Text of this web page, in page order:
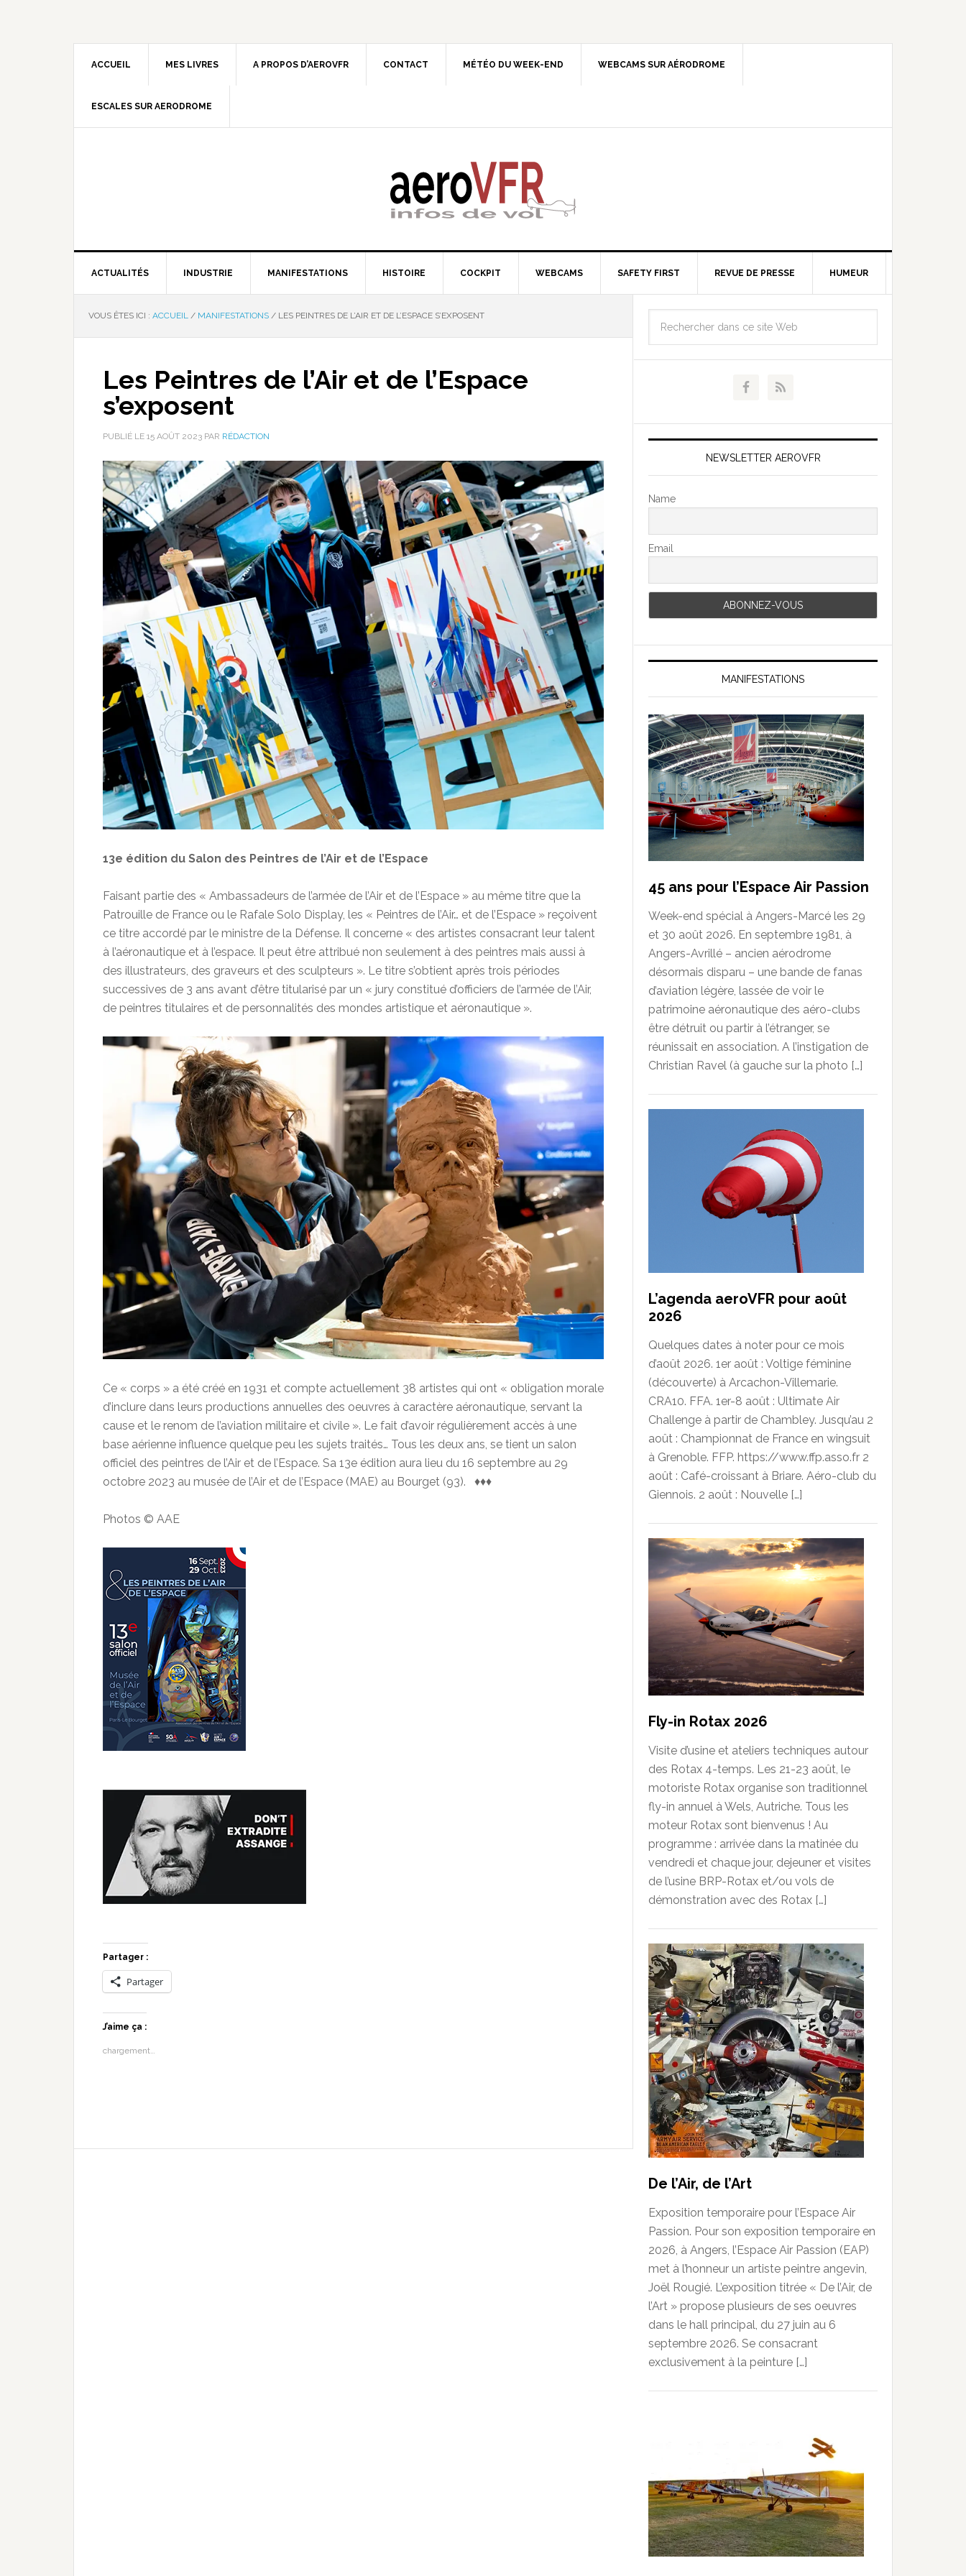
ACCUEIL MES LIVRES A PROPOS D’AEROVFR CONTACT MÉTÉO DU WEEK-END WEBCAMS SUR AÉRODROME
ESCALES SUR AERODROME
ACTUALITÉS INDUSTRIE MANIFESTATIONS HISTOIRE COCKPIT WEBCAMS SAFETY FIRST REVUE DE PRESSE HUMEUR
VOUS ÊTES ICI : ACCUEIL / MANIFESTATIONS / LES PEINTRES DE L’AIR ET DE L’ESPACE S’EXPOSENT
Les Peintres de l’Air et de l’Espace
s’exposent
PUBLIÉ LE 15 AOÛT 2023 PAR RÉDACTION
13e édition du Salon des Peintres de l’Air et de l’Espace
Faisant partie des « Ambassadeurs de l’armée de l’Air et de l’Espace » au même titre que la
Patrouille de France ou le Rafale Solo Display, les « Peintres de l’Air… et de l’Espace » reçoivent
ce titre accordé par le ministre de la Défense. Il concerne « des artistes consacrant leur talent
à l’aéronautique et à l’espace. Il peut être attribué non seulement à des peintres mais aussi à
des illustrateurs, des graveurs et des sculpteurs ». Le titre s’obtient après trois périodes
successives de 3 ans avant d’être titularisé par un « jury constitué d’officiers de l’armée de l’Air,
de peintres titulaires et de personnalités des mondes artistique et aéronautique ».
Ce « corps » a été créé en 1931 et compte actuellement 38 artistes qui ont « obligation morale
d’inclure dans leurs productions annuelles des oeuvres à caractère aéronautique, servant la
cause et le renom de l’aviation militaire et civile ». Le fait d’avoir régulièrement accès à une
base aérienne influence quelque peu les sujets traités… Tous les deux ans, se tient un salon
officiel des peintres de l’Air et de l’Espace. Sa 13e édition aura lieu du 16 septembre au 29
octobre 2023 au musée de l’Air et de l’Espace (MAE) au Bourget (93). ♦♦♦
Photos © AAE
Partager :
Partager
J’aime ça :
chargement…
NEWSLETTER AEROVFR
Name
Email
MANIFESTATIONS
45 ans pour l’Espace Air Passion
Week-end spécial à Angers-Marcé les 29
et 30 août 2026. En septembre 1981, à
Angers-Avrillé – ancien aérodrome
désormais disparu – une bande de fanas
d’aviation légère, lassée de voir le
patrimoine aéronautique des aéro-clubs
être détruit ou partir à l’étranger, se
réunissait en association. A l’instigation de
Christian Ravel (à gauche sur la photo […]
L’agenda aeroVFR pour août
2026
Quelques dates à noter pour ce mois
d’août 2026. 1er août : Voltige féminine
(découverte) à Arcachon-Villemarie.
CRA10. FFA. 1er-8 août : Ultimate Air
Challenge à partir de Chambley. Jusqu’au 2
août : Championnat de France en wingsuit
à Grenoble. FFP. https://www.ffp.asso.fr 2
août : Café-croissant à Briare. Aéro-club du
Giennois. 2 août : Nouvelle […]
Fly-in Rotax 2026
Visite d’usine et ateliers techniques autour
des Rotax 4-temps. Les 21-23 août, le
motoriste Rotax organise son traditionnel
fly-in annuel à Wels, Autriche. Tous les
moteur Rotax sont bienvenus ! Au
programme : arrivée dans la matinée du
vendredi et chaque jour, dejeuner et visites
de l’usine BRP-Rotax et/ou vols de
démonstration avec des Rotax […]
De l’Air, de l’Art
Exposition temporaire pour l’Espace Air
Passion. Pour son exposition temporaire en
2026, à Angers, l’Espace Air Passion (EAP)
met à l’honneur un artiste peintre angevin,
Joël Rougié. L’exposition titrée « De l’Air, de
l’Art » propose plusieurs de ses oeuvres
dans le hall principal, du 27 juin au 6
septembre 2026. Se consacrant
exclusivement à la peinture […]